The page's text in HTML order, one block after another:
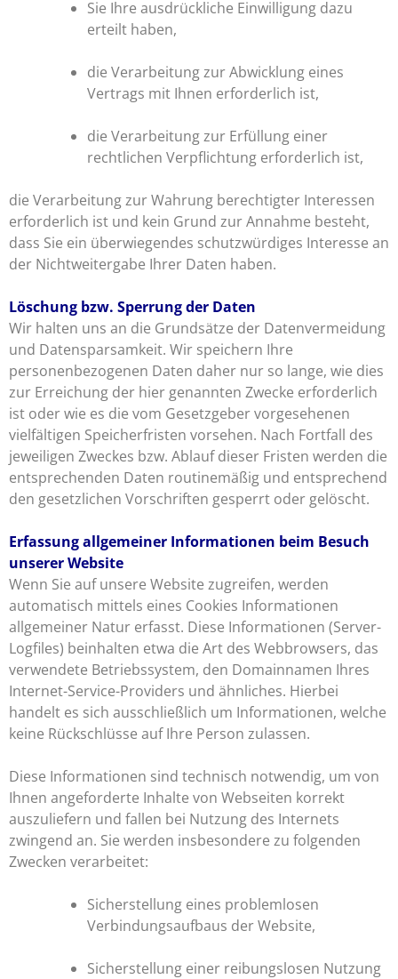
Sie Ihre ausdrückliche Einwilligung dazu
erteilt haben,
die Verarbeitung zur Abwicklung eines
Vertrags mit Ihnen erforderlich ist,
die Verarbeitung zur Erfüllung einer
rechtlichen Verpflichtung erforderlich ist,
die Verarbeitung zur Wahrung berechtigter Interessen
erforderlich ist und kein Grund zur Annahme besteht,
dass Sie ein überwiegendes schutzwürdiges Interesse an
der Nichtweitergabe Ihrer Daten haben.
Löschung bzw. Sperrung der Daten
Wir halten uns an die Grundsätze der Datenvermeidung
und Datensparsamkeit. Wir speichern Ihre
personenbezogenen Daten daher nur so lange, wie dies
zur Erreichung der hier genannten Zwecke erforderlich
ist oder wie es die vom Gesetzgeber vorgesehenen
vielfältigen Speicherfristen vorsehen. Nach Fortfall des
jeweiligen Zweckes bzw. Ablauf dieser Fristen werden die
entsprechenden Daten routinemäßig und entsprechend
den gesetzlichen Vorschriften gesperrt oder gelöscht.
Erfassung allgemeiner Informationen beim Besuch
unserer Website
Wenn Sie auf unsere Website zugreifen, werden
automatisch mittels eines Cookies Informationen
allgemeiner Natur erfasst. Diese Informationen (Server-
Logfiles) beinhalten etwa die Art des Webbrowsers, das
verwendete Betriebssystem, den Domainnamen Ihres
Internet-Service-Providers und ähnliches. Hierbei
handelt es sich ausschließlich um Informationen, welche
keine Rückschlüsse auf Ihre Person zulassen.
Diese Informationen sind technisch notwendig, um von
Ihnen angeforderte Inhalte von Webseiten korrekt
auszuliefern und fallen bei Nutzung des Internets
zwingend an. Sie werden insbesondere zu folgenden
Zwecken verarbeitet:
Sicherstellung eines problemlosen
Verbindungsaufbaus der Website,
Sicherstellung einer reibungslosen Nutzung